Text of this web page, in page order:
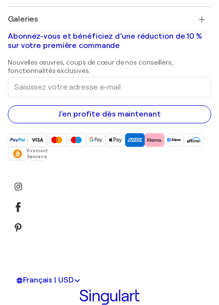
Banksy
Mr. Brainwash
Shepard Fairey
Tableaux abstraits à vendre
Peintures de paysage
Estampes
Peintures acryliques
Galeries
Galeries d'art en France
Galeries d'art en Belgique
Abonnez-vous et bénéficiez d’une réduction de 10 %
sur votre première commande
Nouvelles œuvres, coups de cœur de nos conseillers,
fonctionnalités exclusives.
Saisissez
votre
adresse
e-
mail
J'en profite dès maintenant
Virement
bancaire
Français | USD